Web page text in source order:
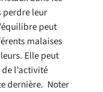
perdre leur
peut
malaises
Elle peut
l’activité
dernière. Noter